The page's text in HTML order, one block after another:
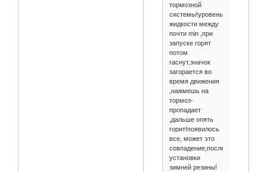
тормозной
системы!уровень
жидкости между
почти min ,при
запуске горят
потом
гаснут,значок
загорается во
время движения
,нажмешь на
тормоз-
пропадает
,дальше опять
горит!появилось
все, может это
совпадение,после
установки
зимней резины!